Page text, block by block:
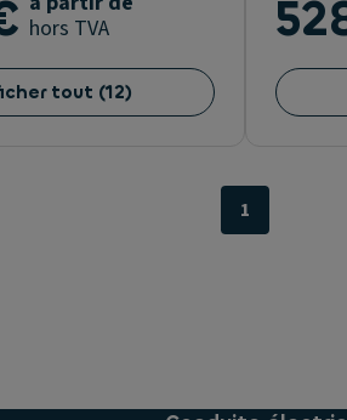
hors TVA
tout (12)
1